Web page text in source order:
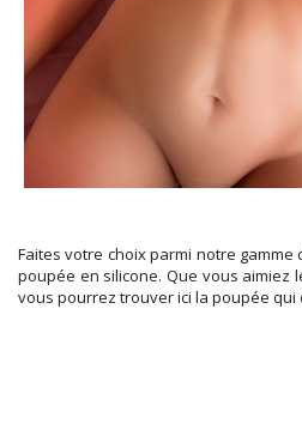
Faites votre choix parmi notre
poupée en silicone. Que vous aimiez
vous pourrez trouver ici la poupée